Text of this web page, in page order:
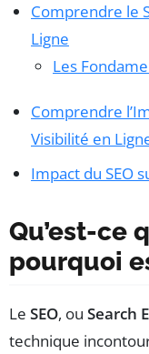
Comprendre le
Ligne
Les
Comprendre
Visibilité en
Impact du SEO
Qu’est-ce
pourquoi
Le SEO, ou Search
technique